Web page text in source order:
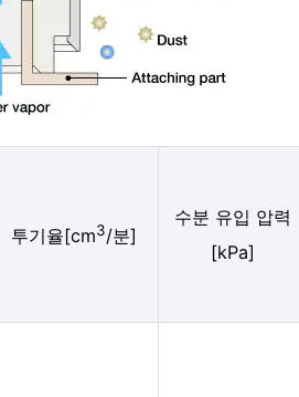
투기율[cm3/분]
수분 유입 압력
[kPa]